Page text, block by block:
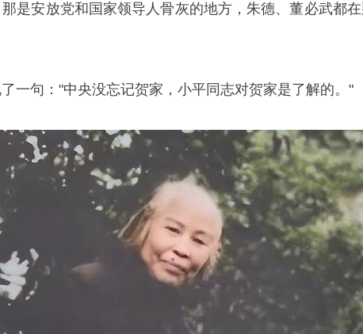
是安放党和国家领导人骨灰的地方，朱德、董必武都
一句："中央没忘记贺家，小平同志对贺家是了解的。"